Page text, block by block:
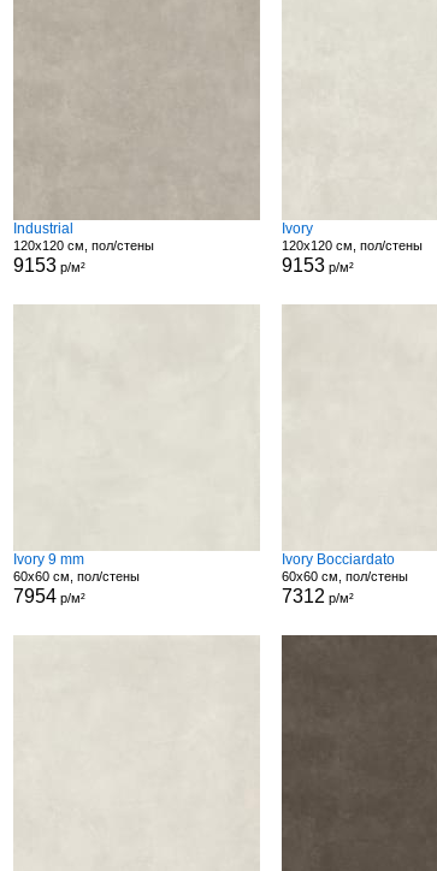
Industrial
120x120 см, пол/стены
9153р/м²
Ivory
120x120 см, пол/стены
9153 р/м²
Ivory 9 mm
60x60 см, пол/стены
7954р/м²
Ivory Bocciardato
60x60 см, пол/стены
7312 р/м²